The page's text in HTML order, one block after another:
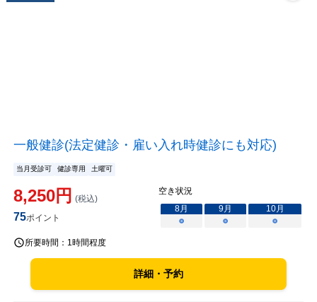
一般健診(法定健診・雇い入れ時健診にも対応)
当月受診可 健診専用 土曜可
8,250円 (税込)
75ポイント
空き状況
8月 9月 10月
○
○ ○
所要時間： 1時間程度
詳細・予約